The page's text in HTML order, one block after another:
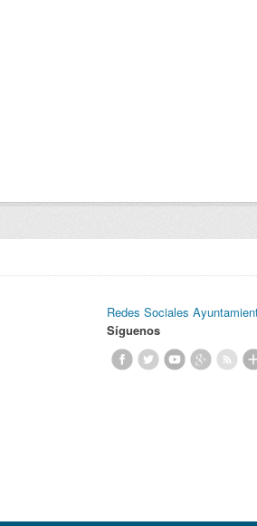
Redes Sociales
Síguenos